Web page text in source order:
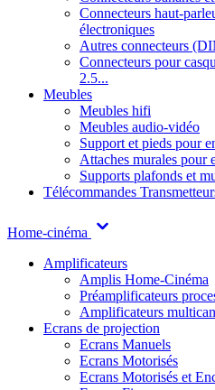
Connecteurs haut-
électroniques
Autres connecteurs
Connecteurs pour
2.5...
Meubles
Meubles hifi
Meubles audio-vidéo
Support et pieds pour
Attaches murales pour
Supports plafonds et
Télécommandes
Home-cinéma
Amplificateurs
Amplis Home-Cinéma
Préamplificateurs
Amplificateurs
Ecrans de projection
Ecrans Manuels
Ecrans Motorisés
Ecrans Motorisés et